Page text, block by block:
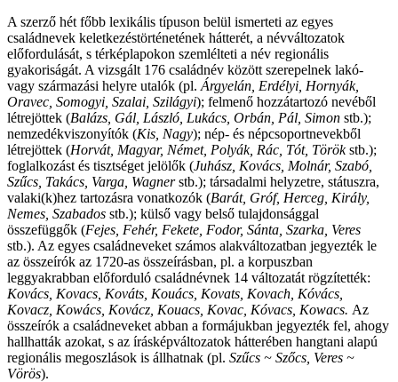
A szerző hét főbb lexikális típuson belül ismerteti az egyes
családnevek keletkezéstörténetének hátterét, a névváltozatok
előfordulását, s térképlapokon szemlélteti a név regionális
gyakoriságát. A vizsgált 176 családnév között szerepelnek lakó-
vagy származási helyre utalók (pl. Árgyelán, Erdélyi, Hornyák,
Oravec, Somogyi, Szalai, Szilágyi); felmenő hozzátartozó nevéből
létrejöttek (Balázs, Gál, László, Lukács, Orbán, Pál, Simon stb.);
nemzedékviszonyítók (Kis, Nagy); nép- és népcsoportnevekből
létrejöttek (Horvát, Magyar, Német, Polyák, Rác, Tót, Törökstb.);
foglalkozást és tisztséget jelölők (Juhász, Kovács, Molnár, Szabó,
Szűcs, Takács, Varga, Wagnerstb.); társadalmi helyzetre, státuszra,
valaki(k)hez tartozásra vonatkozók (Barát, Gróf, Herceg, Király,
Nemes, Szabados stb.); külső vagy belső tulajdonsággal
összefüggők (Fejes, Fehér, Fekete, Fodor, Sánta, Szarka, Veres
stb.). Az egyes családneveket számos alakváltozatban jegyezték le
az összeírók az 1720-as összeírásban, pl. a korpuszban
leggyakrabban előforduló családnévnek 14 változatát rögzítették:
Kovács, Kovacs, Kováts, Kouács, Kovats, Kovach, Kóvács,
Kovacz, Kowács, Kovácz, Kouacs, Kovac, Kóvacs, Kowacs. Az
összeírók a családneveket abban a formájukban jegyezték fel, ahogy
hallhatták azokat, s az írásképváltozatok hátterében hangtani alapú
regionális megoszlások is állhatnak (pl. Szűcs ~ Szőcs, Veres ~
Vörös).